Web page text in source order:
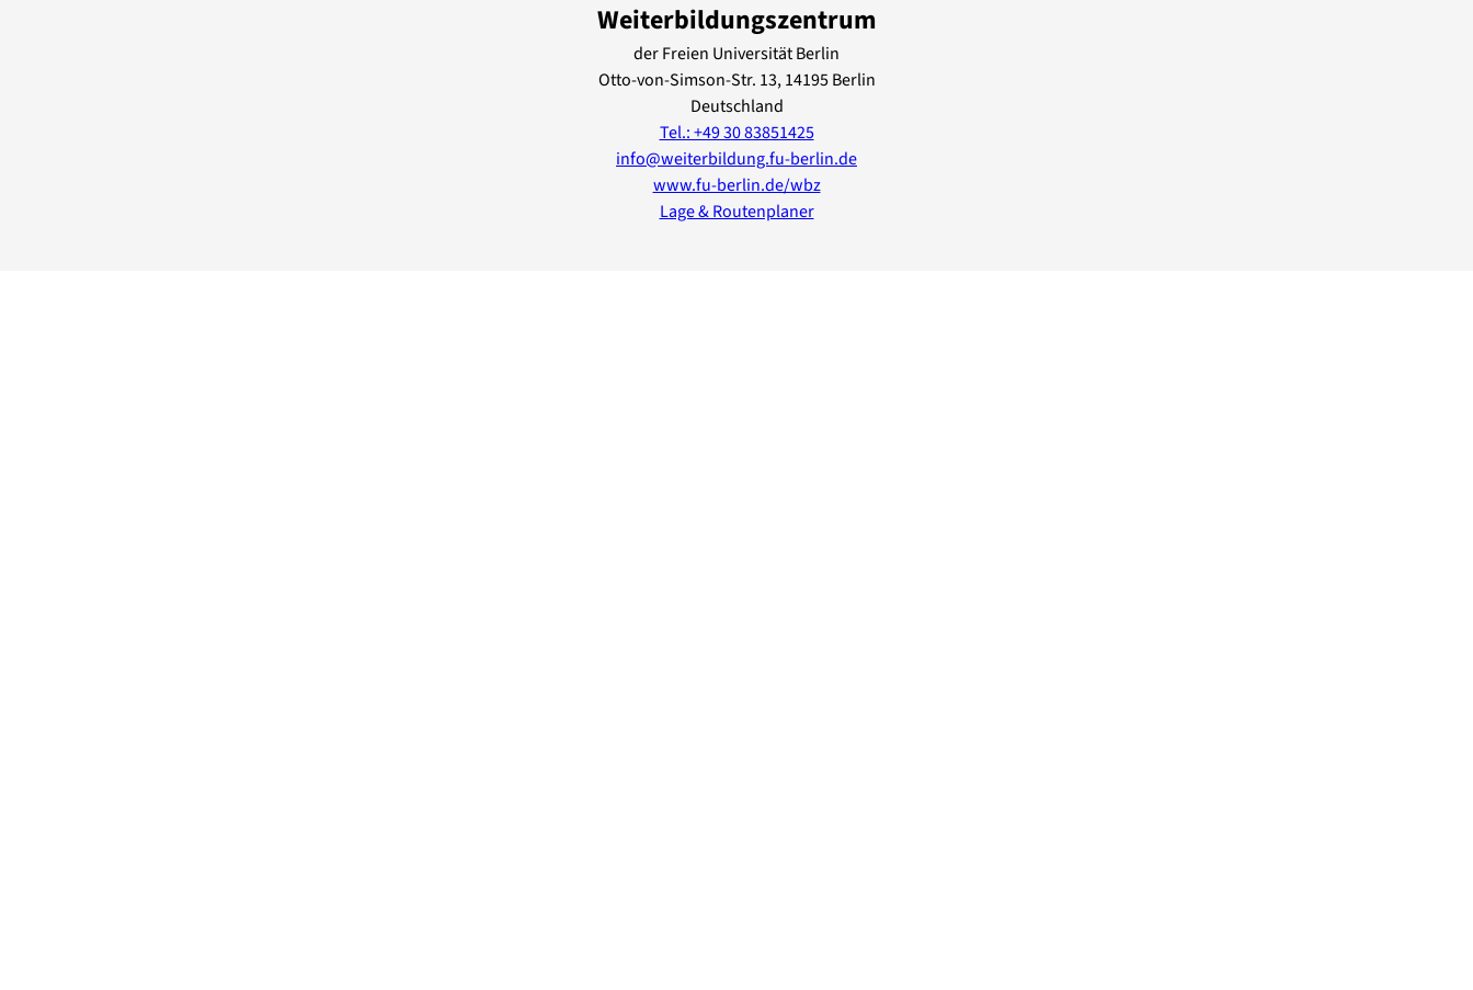
Weiterbildungszentrum
der Freien Universität Berlin
Otto-von-Simson-Str. 13, 14195Berlin
Deutschland
Tel.: +49 30 83851425
info@weiterbildung.fu-berlin.de
www.fu-berlin.de/wbz
Lage & Routenplaner